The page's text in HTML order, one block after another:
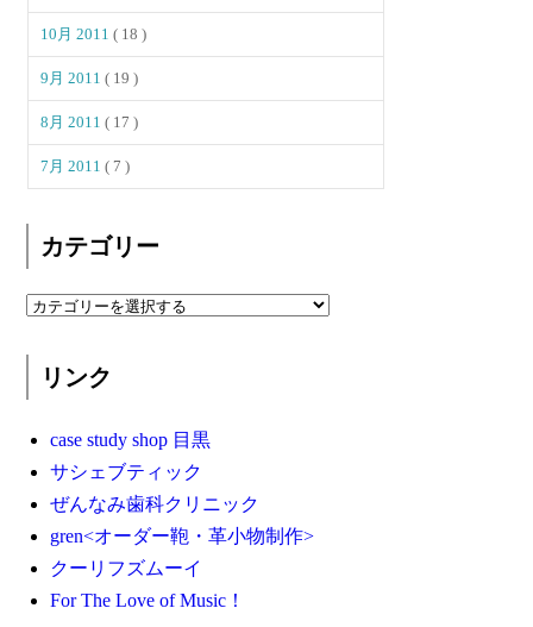
10月 2011( 18 )
9月 2011( 19 )
8月 2011( 17 )
7月 2011( 7 )
カテゴリー
リンク
case study shop 目黒
サシェブティック
ぜんなみ歯科クリニック
gren<オーダー鞄・革小物制作>
クーリフズムーイ
For The Love of Music！